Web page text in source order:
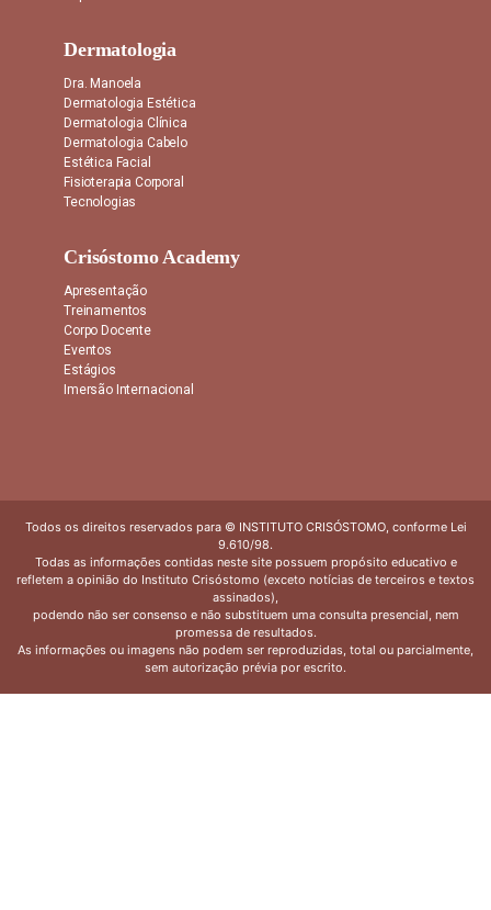
Dermatologia
Dra. Manoela
Dermatologia Estética
Dermatologia Clínica
Dermatologia Cabelo
Estética Facial
Fisioterapia Corporal
Tecnologias
Crisóstomo Academy
Apresentação
Treinamentos
Corpo Docente
Eventos
Estágios
Imersão Internacional
Todos os direitos reservados para © INSTITUTO CRISÓSTOMO, conforme Lei
9.610/98.
Todas as informações contidas neste site possuem propósito educativo e
refletem a opinião do Instituto Crisóstomo (exceto notícias de terceiros e textos
assinados),
podendo não ser consenso e não substituem uma consulta presencial, nem
promessa de resultados.
As informações ou imagens não podem ser reproduzidas, total ou parcialmente,
sem autorização prévia por escrito.